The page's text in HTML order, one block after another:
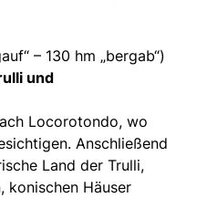
– 130 hm „bergab“)
und
Locorotondo, wo
Anschließend
Land der Trulli,
konischen Häuser